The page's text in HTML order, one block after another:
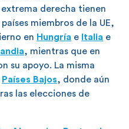
derecha tienen
miembros de la UE,
en Hungría e Italia e
, mientras que en
su apoyo. La misma
Países Bajos, donde aún
las elecciones de